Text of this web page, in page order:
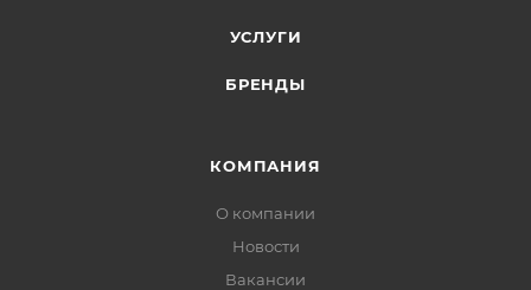
УСЛУГИ
БРЕНДЫ
КОМПАНИЯ
О компании
Новости
Вакансии